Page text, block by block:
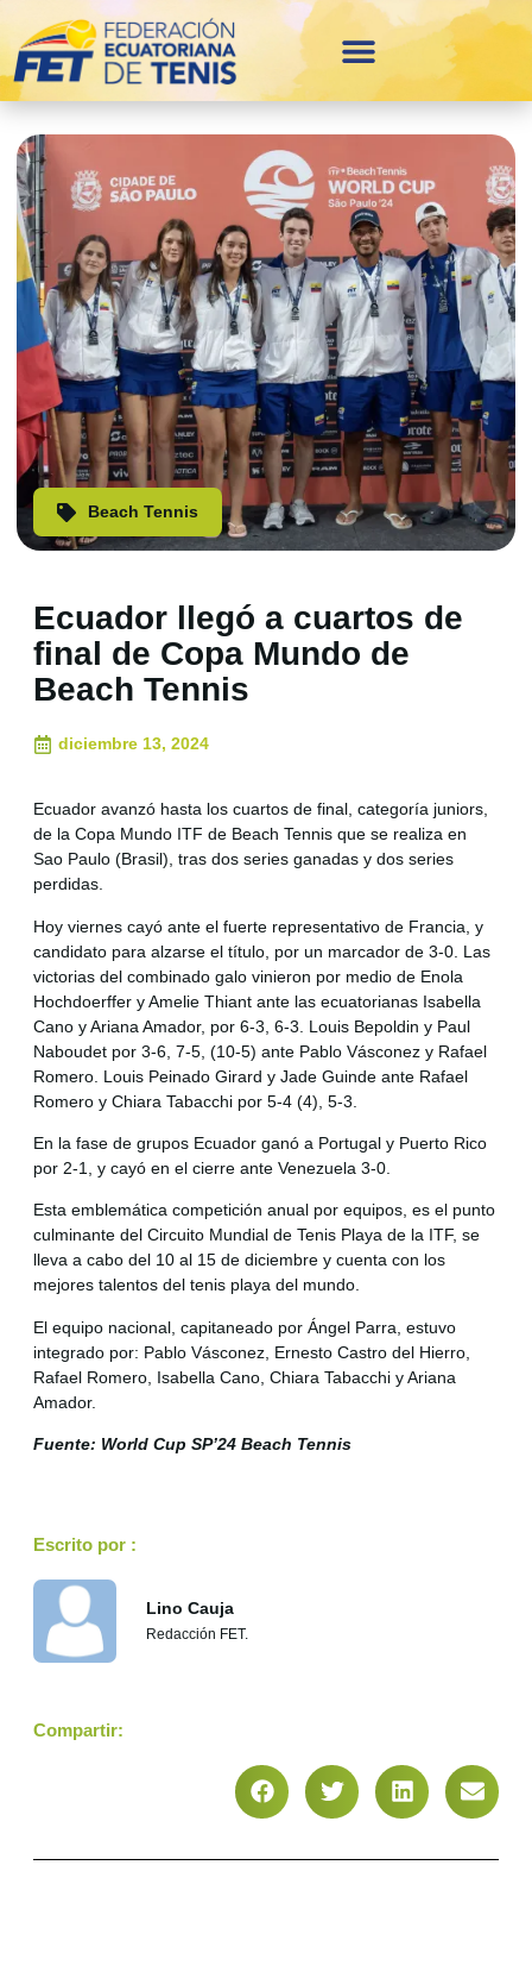
Beach Tennis
Ecuador llegó a cuartos de
final de Copa Mundo de
Beach Tennis
diciembre 13, 2024
Ecuador avanzó hasta los cuartos de final, categoría juniors,
de la Copa Mundo ITF de Beach Tennis que se realiza en
Sao Paulo (Brasil), tras dos series ganadas y dos series
perdidas.
Hoy viernes cayó ante el fuerte representativo de Francia, y
candidato para alzarse el título, por un marcador de 3-0. Las
victorias del combinado galo vinieron por medio de Enola
Hochdoerffer y Amelie Thiant ante las ecuatorianas Isabella
Cano y Ariana Amador, por 6-3, 6-3. Louis Bepoldin y Paul
Naboudet por 3-6, 7-5, (10-5) ante Pablo Vásconez y Rafael
Romero. Louis Peinado Girard y Jade Guinde ante Rafael
Romero y Chiara Tabacchi por 5-4 (4), 5-3.
En la fase de grupos Ecuador ganó a Portugal y Puerto Rico
por 2-1, y cayó en el cierre ante Venezuela 3-0.
Esta emblemática competición anual por equipos, es el punto
culminante del Circuito Mundial de Tenis Playa de la ITF, se
lleva a cabo del 10 al 15 de diciembre y cuenta con los
mejores talentos del tenis playa del mundo.
El equipo nacional, capitaneado por Ángel Parra, estuvo
integrado por: Pablo Vásconez, Ernesto Castro del Hierro,
Rafael Romero, Isabella Cano, Chiara Tabacchi y Ariana
Amador.
Fuente: World Cup SP’24 Beach Tennis
Escrito por :
Lino Cauja
Redacción FET.
Compartir: